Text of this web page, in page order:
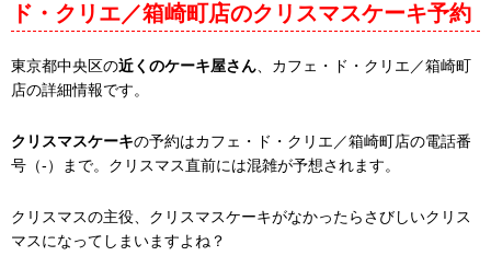
ド・クリエ／箱崎町店のクリスマスケーキ予約
東京都中央区の近くのケーキ屋さん 、カフェ・ド・クリエ／箱崎町
店の詳細情報です。
クリスマスケーキの予約はカフェ・ド・クリエ／箱崎町店の電話番
号（-）まで。クリスマス直前には混雑が予想されます。
クリスマスの主役、クリスマスケーキがなかったらさびしいクリス
マスになってしまいますよね？